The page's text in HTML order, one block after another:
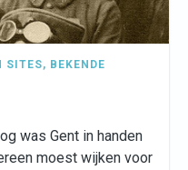
SITES, BEKENDE
was Gent in handen
moest wijken voor